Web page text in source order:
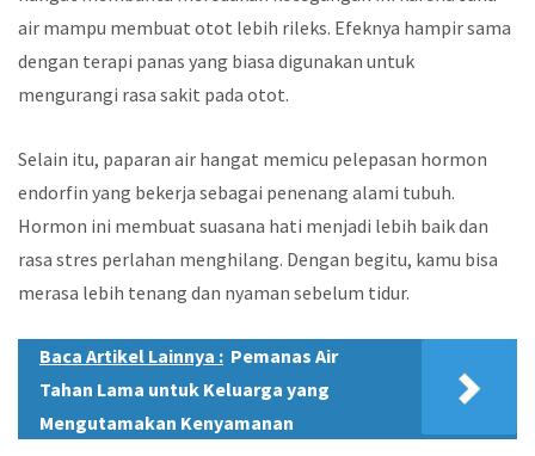
air mampu membuat otot lebih rileks. Efeknya hampir sama
dengan terapi panas yang biasa digunakan untuk
mengurangi rasa sakit pada otot.
Selain itu, paparan air hangat memicu pelepasan hormon
endorfin yang bekerja sebagai penenang alami tubuh.
Hormon ini membuat suasana hati menjadi lebih baik dan
rasa stres perlahan menghilang. Dengan begitu, kamu bisa
merasa lebih tenang dan nyaman sebelum tidur.
Baca Artikel Lainnya : Pemanas Air
Tahan Lama untuk Keluarga yang
Mengutamakan Kenyamanan